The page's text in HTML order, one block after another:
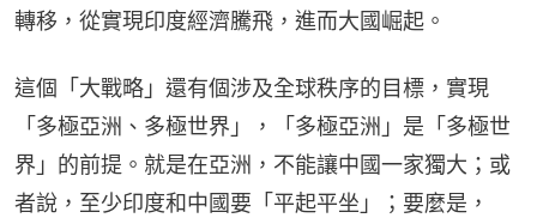
轉移，從實現印度經濟騰飛，進而大國崛起。
這個「大戰略」還有個涉及全球秩序的目標，實現
「多極亞洲、多極世界」，「多極亞洲」是「多極世
界」的前提。就是在亞洲，不能讓中國一家獨大；或
者說，至少印度和中國要「平起平坐」；要麼是，